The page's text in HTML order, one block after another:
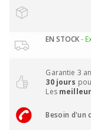
EN STOCK-
Garantie 3
30 jours
Les
Besoin d'un